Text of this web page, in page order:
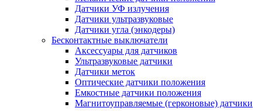
Датчики УФ излучения
Датчики ультразвуковые
Датчики угла (энкодеры)
Бесконтактные выключатели
Аксессуары для датчиков
Ультразвуковые датчики
Датчики меток
Оптические датчики положения
Емкостные датчики положения
Магнитоуправляемые (герконовые) датчики